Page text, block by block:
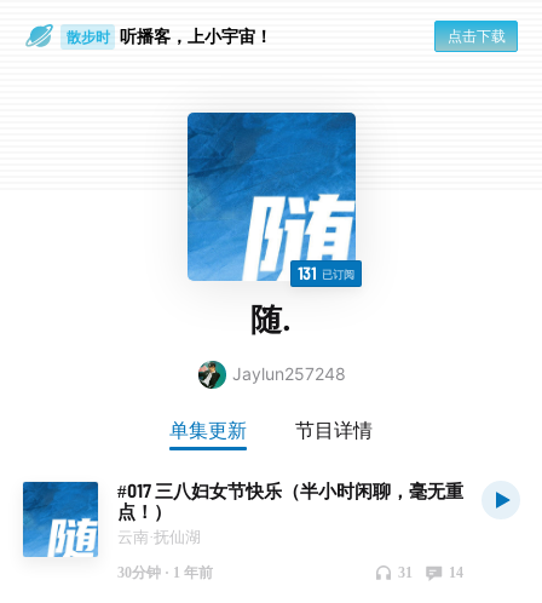
散步时 听播客，上小宇宙！ 点击下载
131 已订阅
随.
Jaylun257248
单集更新 节目详情
#017 三八妇女节快乐（半小时闲聊，毫无重
点！）
云南·抚仙湖
30分钟 · 1 年前 31 14